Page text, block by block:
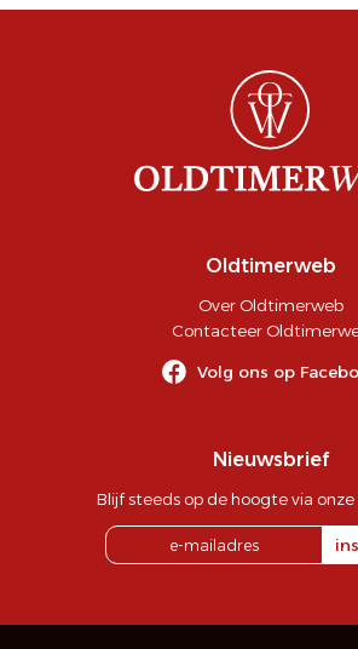
Oldtimerweb
Over Oldtimerweb
Contacteer
Volg ons op
Nieuwsbrief
Blijf steeds op de hoogte via